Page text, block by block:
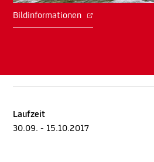
Bildinformationen
Laufzeit
30.09. - 15.10.2017